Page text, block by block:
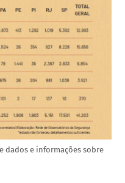
dados e informações sobre